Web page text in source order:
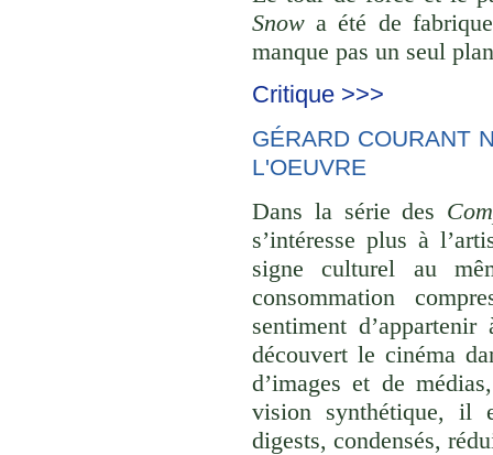
Snow a été de
manque pas un seul
Critique >>>
GÉRARD COURANT
L'OEUVRE
Dans la série des
s’intéresse plus à
signe culturel au
consommation
sentiment
découvert le cinéma
d’images et de
vision synthétique, il
digests, condensés,